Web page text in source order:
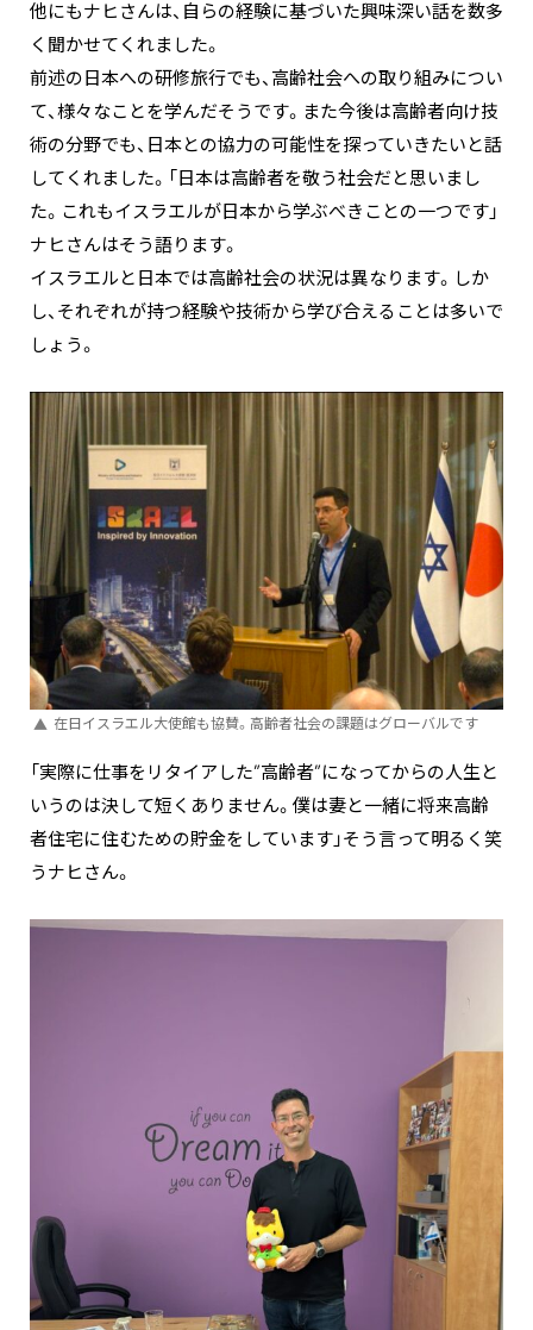
他にもナヒさんは、自らの経験に基づいた興味深い話を数多
く聞かせてくれました。
前述の日本への研修旅行でも、高齢社会への取り組みについ
て、様々なことを学んだそうです。また今後は高齢者向け技
術の分野でも、日本との協力の可能性を探っていきたいと話
してくれました。「日本は高齢者を敬う社会だと思いまし
た。これもイスラエルが日本から学ぶべきことの一つです」
ナヒさんはそう語ります。
イスラエルと日本では高齢社会の状況は異なります。しか
し、それぞれが持つ経験や技術から学び合えることは多いで
しょう。
在日イスラエル大使館も協賛。高齢者社会の課題はグローバルです
「実際に仕事をリタイアした”高齢者”になってからの人生と
いうのは決して短くありません。僕は妻と一緒に将来高齢
者住宅に住むための貯金をしています」そう言って明るく笑
うナヒさん。